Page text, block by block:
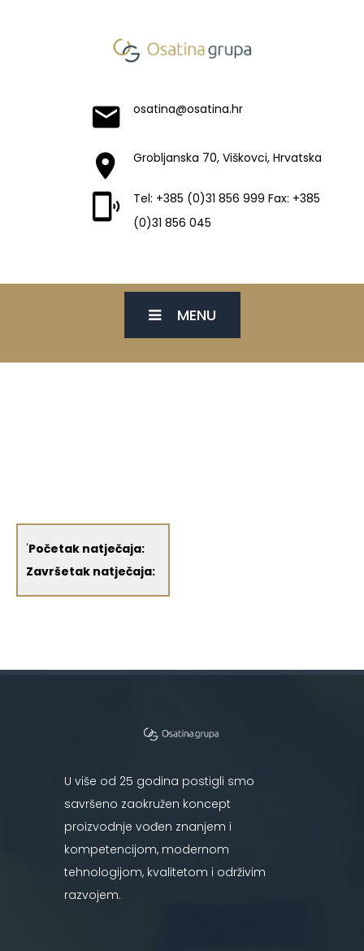
osatina@osatina.hr
Grobljanska 70, Viškovci, Hrvatska
Tel: +385 (0)31 856 999 Fax: +385
(0)31 856 045
MENU
'Početak natječaja:
Završetak natječaja:
U više od 25 godina postigli smo
savršeno zaokružen koncept
proizvodnje vođen znanjem i
kompetencijom, modernom
tehnologijom, kvalitetom i održivim
razvojem.